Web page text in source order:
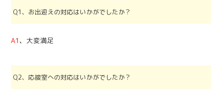
Q1、お出迎えの対応はいかがでしたか？
A1 、 大変満足
Q2、応接室への対応はいかがでしたか？